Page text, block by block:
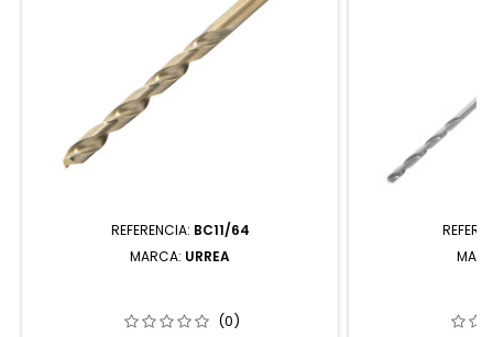
REFERENCIA: BC11/64
MARCA: URREA
ZANCO RECTO URREA
(0)